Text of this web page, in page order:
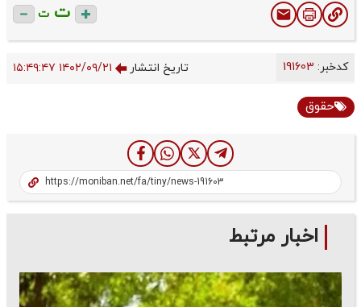
ت ت
کدخبر: تاریخ انتشار ۱۴۰۲/۰۹/۲۱ ۱۵:۴۹:۴۷
حقوق
اخبار مرتبط